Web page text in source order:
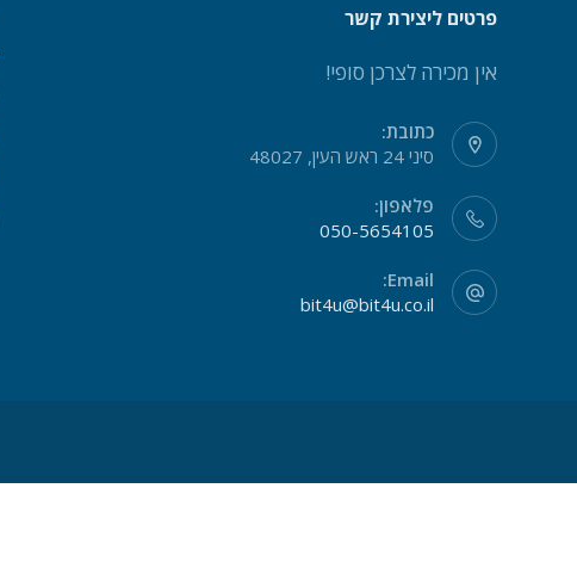
פרטים ליצירת קשר
אין מכירה לצרכן סופי!
כתובת:
סיני 24 ראש העין, 48027
פלאפון:
050-5654105
Email:
bit4u@bit4u.co.il